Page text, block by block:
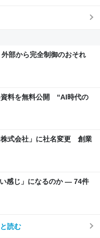
部から完全制御のおそれ
資料を無料公開 “AI時代の
株式会社」に社名変更 創業
感じ」になるのか — 74件
読む